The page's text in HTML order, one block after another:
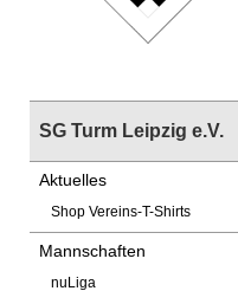
SG Turm Leipzig e.V.
Aktuelles
Shop Vereins-T-Shirts
Mannschaften
nuLiga